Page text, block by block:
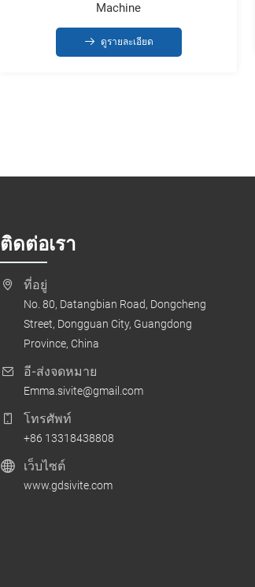
Machine
ดูรายละเอียด
ติดต่อเรา
ที่อยู่
No. 80, Datangbian Road, Dongcheng
Street, Dongguan City, Guangdong
Province, China
อี-ส่งจดหมาย
Emma.sivite@gmail.com
โทรศัพท์
+86 13318438808
เว็บไซต์
www.gdsivite.com